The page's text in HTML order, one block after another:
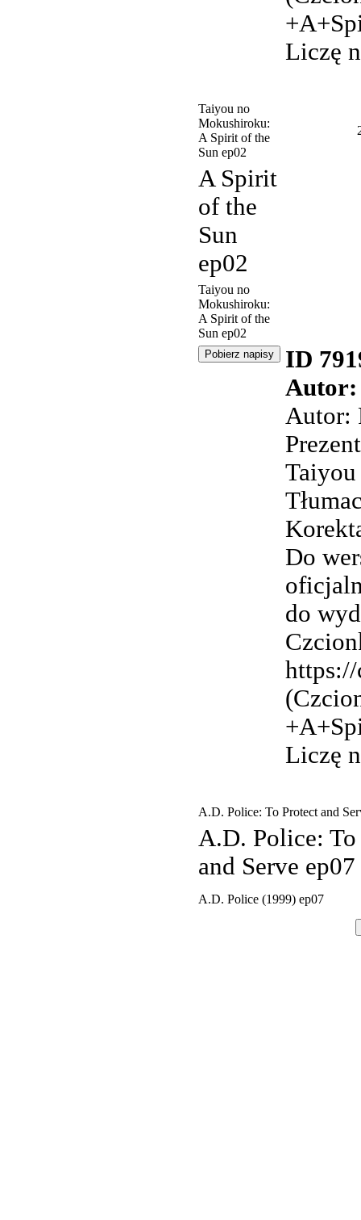
Liczę
Taiyou no
Mokushiroku:
A Spirit of the
Sun ep02
A Spirit
of the
Sun
ep02
Taiyou no
Mokushiroku:
A Spirit of the
Sun ep02
ID
Autor:
Autor:
Do
do
Liczę
A.D. Police: To Protect and
A.D. Police: To
and Serve ep07
A.D. Police (1999) ep07